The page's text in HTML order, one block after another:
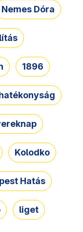
Nemes Dóra
1896
Kolodko
Hatás
liget